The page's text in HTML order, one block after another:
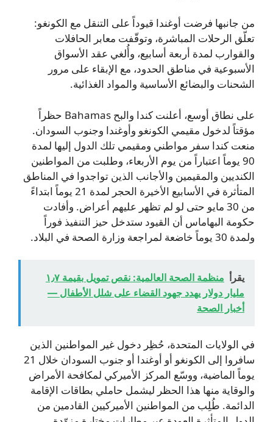
من جانبها فرضت أوغندا قيوداً على التنقل مع الكونغو:
تعلّق الرحلات المباشرة، وتوقّفت معابر الحافلات
والقوارب لمدة أربعة أسابيع، وأُلغي عقد الأسواق
الأسبوعية في مناطق الحدود، مع الإبقاء على مرور
الشحنات والبضائع الأساسية والمواد الغذائية.
على نطاق أوسع، أعلنت كندا والبح Bahamas حظراً
مؤقتاً لدخول مقيمي الكونغو وأوغندا وجنوب السودان.
منعت كندا سفر مواطني ومقيمي تلك الدول إليها لمدة
90 يوماً اعتباراً من يوم الأربعاء، وطلبت من المواطنين
الكنديين والمقيمين والأجانب الذين تواجدوا في المناطق
المتأثرة في الأسابيع الأخيرة الحجر لمدة 21 يوماً ابتداءً
من 30 مايو حتى لو لم تظهر عليهم أعراض. وأفادت
حكومة البهاماس أن القيود ستدخل حيز التنفيذ فوراً
ولمدة 30 يوماً خاضعة لمراجعة وزارة الصحة في البلاد.
يقرأ
منظمة الصحة العالمية: نقص تمويل بقيمة ١٫٧
مليار دولار يهدد جهود القضاء على شلل الأطفال —
أخبار الصحة
في الولايات المتحدة، حُظِر دخول غير المواطنين الذين
سافروا إلى الكونغو أو أوغندا أو جنوب السودان خلال 21
يوماً الماضية، ووسّع المركز الأميركي لمكافحة الأمراض
والوقاية منها هذا الحظر ليشمل حاملي بطاقات الإقامة
الدائمة. طُلِب من المواطنين الأميركيين القادمين من